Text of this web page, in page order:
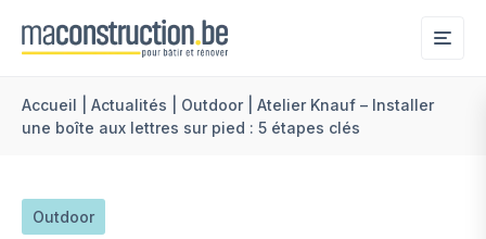
Accueil Actualités Outdoor| Atelier Knauf – Installer
une boîte aux lettres sur pied : 5 étapes clés
Outdoor